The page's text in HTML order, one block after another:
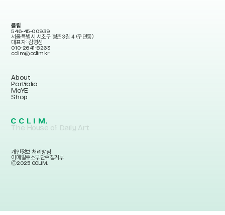
클림
546-45-00939
서울특별시 서초구 형촌3길 4 (우면동)
대표자: 김영선
010-2641-8263
cclim@cclim.kr
About
Portfolio
MoYE
Shop
The House of Daily Art
개인정보 처리방침
이메일주소무단수집거부
Ⓒ2025 CCLIM.